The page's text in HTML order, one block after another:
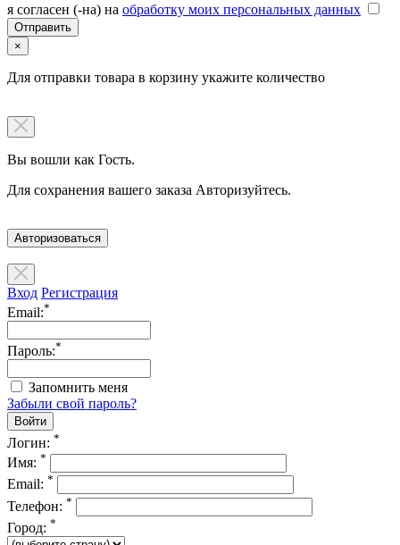
я согласен (-на) на обработку моих персональных данных
×
Для отправки товара в корзину укажите количество
Вы вошли как Гость.
Для сохранения вашего заказа Авторизуйтесь.
Авторизоваться
Вход Регистрация
Email:*
Пароль:*
Запомнить меня
Забыли свой пароль?
Логин: *
Имя: *
Email: *
Телефон: *
Город: *